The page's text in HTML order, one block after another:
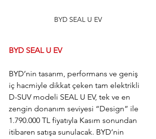
BYD SEAL U EV
BYD SEAL U EV
BYD’nin tasarım, performans ve geniş
iç hacmiyle dikkat çeken tam elektrikli
D-SUV modeli SEAL U EV, tek ve en
zengin donanım seviyesi “Design” ile
1.790.000 TL fiyatıyla Kasım sonundan
itibaren satışa sunulacak. BYD’nin